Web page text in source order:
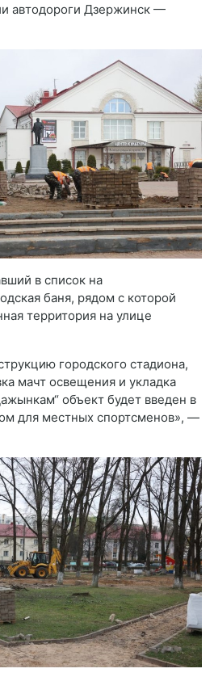
автодороги Дзержинск —
в список на
баня, рядом с которой
территория на улице
городского стадиона,
мачт освещения и укладка
объект будет введен в
для местных спортсменов», —